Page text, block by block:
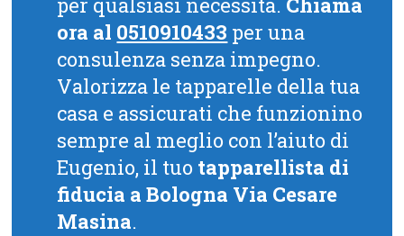
ora al 0510910433 per una
consulenza senza impegno.
Valorizza le tapparelle della tua
casa e assicurati che funzionino
sempre al meglio con l’aiuto di
Eugenio, il tuo tapparellista di
fiducia a Bologna Via Cesare
Masina.